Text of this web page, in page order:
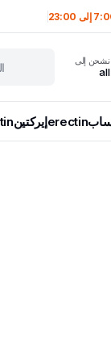
إلى 23:00
نشحن إلى
all
erectinإيركتين